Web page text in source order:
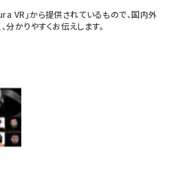
VR」から提供されているもので、国内外
分かりやすくお伝えします。